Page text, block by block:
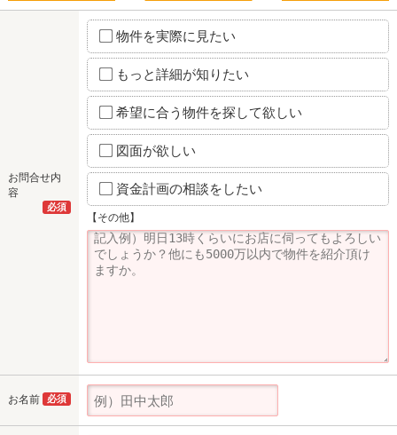
お問合せ内
容
必須
物件を実際に見たい
もっと詳細が知りたい
希望に合う物件を探して欲しい
図面が欲しい
資金計画の相談をしたい
【その他】
お名前 必須